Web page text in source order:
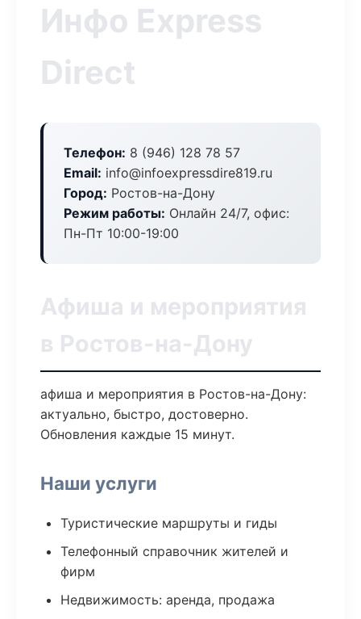
Инфо Express
Direct
Телефон: 8 (946) 128 78 57
Email: info@infoexpressdire819.ru
Город: Ростов-на-Дону
Режим работы: Онлайн 24/7, офис:
Пн-Пт 10:00-19:00
Афиша и мероприятия
в Ростов-на-Дону
афиша и мероприятия в Ростов-на-Дону:
актуально, быстро, достоверно.
Обновления каждые 15 минут.
Наши услуги
Туристические маршруты и гиды
Телефонный справочник жителей и
фирм
Недвижимость: аренда, продажа